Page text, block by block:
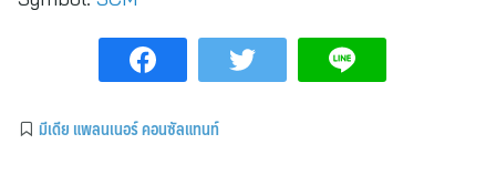
มีเดีย แพลนเนอร์ คอนซัลแทนท์